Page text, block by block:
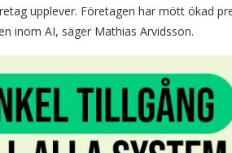
upplever. Företagen har mött ökad
inom AI, säger Mathias Arvidsson.